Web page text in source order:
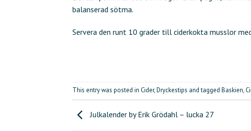
balanserad sötma.
Servera den runt 10 grader till ciderkokta musslor
This entry was posted in Cider,Dryckestips and tagged Baskien,
Julkalender by Erik Grödahl – lucka 27